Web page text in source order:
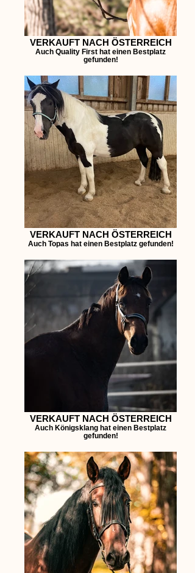
VERKAUFT NACH ÖSTERREICH
Auch Quality First hat einen Bestplatz
gefunden!
VERKAUFT NACH ÖSTERREICH
Auch Topas hat einen Bestplatz gefunden!
VERKAUFT NACH ÖSTERREICH
Auch Königsklang hat einen Bestplatz
gefunden!